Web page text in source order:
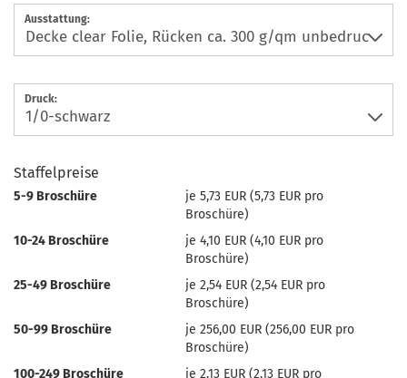
Ausstattung:
Druck:
Staffelpreise
5-9 Broschüre
je 5,73 EUR (5,73 EUR pro
Broschüre)
10-24 Broschüre
je 4,10 EUR (4,10 EUR pro
Broschüre)
25-49 Broschüre
je 2,54 EUR (2,54 EUR pro
Broschüre)
50-99 Broschüre
je 256,00 EUR (256,00 EUR pro
Broschüre)
100-249 Broschüre
je 2,13 EUR (2,13 EUR pro